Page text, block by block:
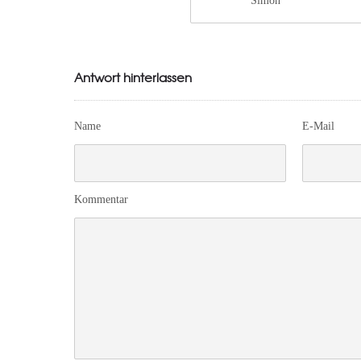
Antwort hinterlassen
Name E-Mail
Kommentar